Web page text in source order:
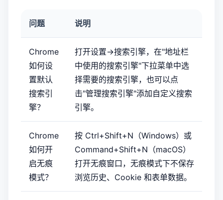
问题 说明
Chrome
如何设
置默认
搜索引
擎？
打开设置→搜索引擎，在"地址栏
中使用的搜索引擎"下拉菜单中选
择需要的搜索引擎，也可以点
击"管理搜索引擎"添加自定义搜索
引擎。
Chrome
如何开
启无痕
模式？
按 Ctrl+Shift+N（Windows）或
Command+Shift+N（macOS）
打开无痕窗口，无痕模式下不保存
浏览历史、Cookie 和表单数据。